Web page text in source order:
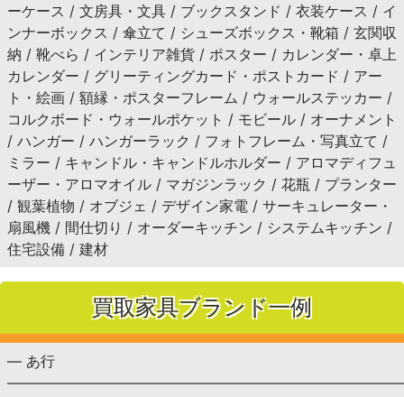
ーケース / 文房具・文具 / ブックスタンド / 衣装ケース / イ
ンナーボックス / 傘立て / シューズボックス・靴箱 / 玄関収
納 / 靴べら / インテリア雑貨 / ポスター / カレンダー・卓上
カレンダー / グリーティングカード・ポストカード / アー
ト・絵画 / 額縁・ポスターフレーム / ウォールステッカー /
コルクボード・ウォールポケット / モビール / オーナメント
/ ハンガー / ハンガーラック / フォトフレーム・写真立て /
ミラー / キャンドル・キャンドルホルダー / アロマディフュ
ーザー・アロマオイル / マガジンラック / 花瓶 / プランター
/ 観葉植物 / オブジェ / デザイン家電 / サーキュレーター・
扇風機 / 間仕切り / オーダーキッチン / システムキッチン /
住宅設備 / 建材
買取家具ブランド一例
— あ行